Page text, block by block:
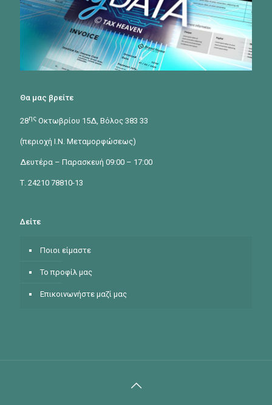
Θα μας βρείτε
28ης Οκτωβρίου 15Δ, Βόλος 383 33
(περιοχή Ι.Ν. Μεταμορφώσεως)
Δευτέρα – Παρασκευή 09:00 – 17:00
Τ. 24210 78810-13
Δείτε
Ποιοι είμαστε
Το προφίλ μας
Επικοινωνήστε μαζί μας